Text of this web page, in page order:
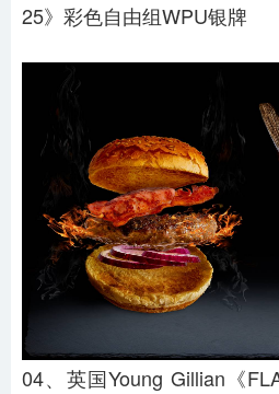
25》彩色自由组WPU银牌
04、英国Young Gillian《